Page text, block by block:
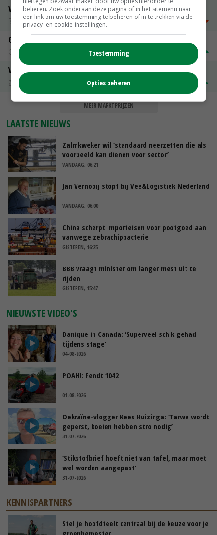
Vleeskuikens 2001-2600 gr
Barneveld
€ 1,09~ € 1,11
Gerst
Groningen
Volle melkpoeder
Zuivel NL
MEER MARKTPRIJZEN
LAATSTE NIEUWS
Zalmkweker wil ‘standaard neerzetten die als
voorbeeld kan dienen voor sector’
VANDAAG, 06:21
Jan Vernooij stopt bij Vee&Logistiek Nederland
VANDAAG, 06:00
China scherpt importeisen voor pootgoed aan
vanwege zebrachipbacterie
GISTEREN, 16:25
BBB vraagt minister om langer mest uit te
rijden
GISTEREN, 15:47
NIEUWSTE VIDEO'S
Danique in Canada: ‘Superveel schik gehad
tijdens stage’
04-08-2026
POAH!: Fendt 1042
01-08-2026
Oekraïne-vlogger Kees Huizinga: ‘Tarwe wordt
geperst, koeien hebben stro nodig’
31-07-2026
‘Stikstofbrief hoeft niet van tafel, maar moet
wel worden aangepast’
31-07-2026
KENNISPARTNERS
Stel je hoofdteelt centraal bij de keuze voor je
groenbemester
beheren. Zoek onderaan deze pagina of in het sitemenu naar
een link om uw toestemming te beheren of in te trekken via de
privacy- en cookie-instellingen.
Toestemming
Opties beheren